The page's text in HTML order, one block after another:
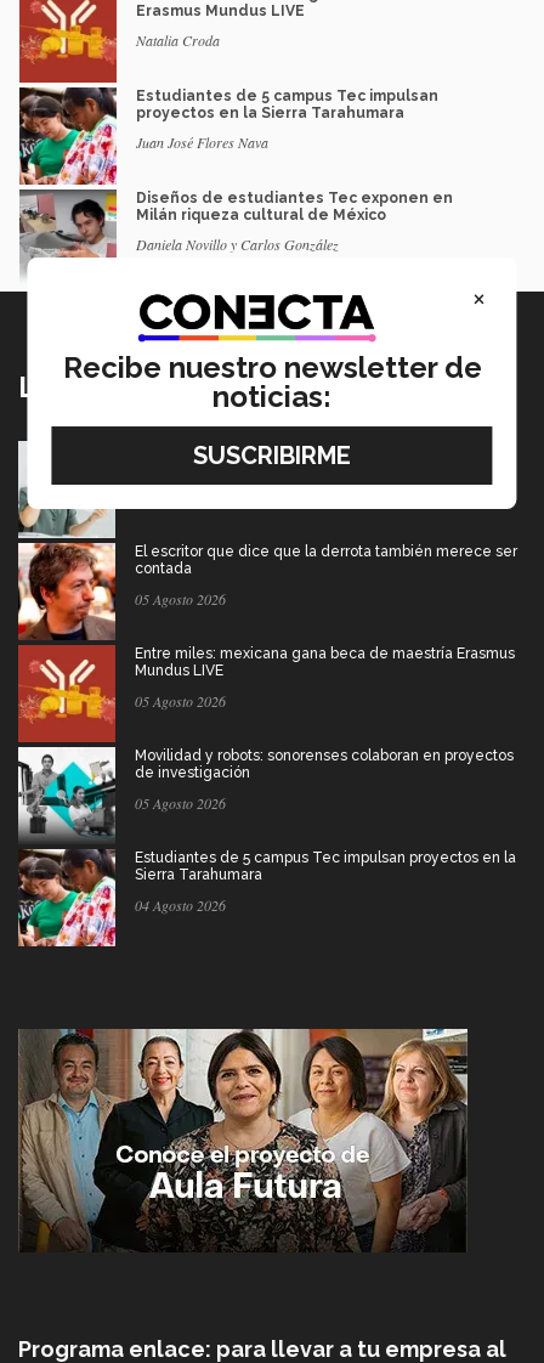
Erasmus Mundus LIVE
Natalia Croda
Estudiantes de 5 campus Tec impulsan
proyectos en la Sierra Tarahumara
Juan José Flores Nava
Diseños de estudiantes Tec exponen en
Milán riqueza cultural de México
Daniela Novillo y Carlos González
Lo más nuevo
Tec y UT Austin buscan "devolver la voz" a
hispanohablantes con afasia
El escritor que dice que la derrota también merece ser
contada
05 Agosto 2026
Entre miles: mexicana gana beca de maestría Erasmus
Mundus LIVE
05 Agosto 2026
Movilidad y robots: sonorenses colaboran en proyectos
de investigación
05 Agosto 2026
Estudiantes de 5 campus Tec impulsan proyectos en la
Sierra Tarahumara
04 Agosto 2026
Programa enlace: para llevar a tu empresa al
×
Recibe nuestro newsletter de
noticias: